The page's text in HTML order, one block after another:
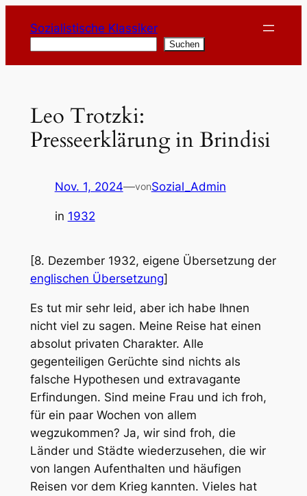
Inhalt
springen
Sozialistische Klassiker
Suchen
Leo Trotzki:
Presseerklärung in Brindisi
Nov. 1, 2024—vonSozial_Admin
in 1932
[8. Dezember 1932, eigene Übersetzung der
englischen Übersetzung]
Es tut mir sehr leid, aber ich habe Ihnen
nicht viel zu sagen. Meine Reise hat einen
absolut privaten Charakter. Alle
gegenteiligen Gerüchte sind nichts als
falsche Hypothesen und extravagante
Erfindungen. Sind meine Frau und ich froh,
für ein paar Wochen von allem
wegzukommen? Ja, wir sind froh, die
Länder und Städte wiederzusehen, die wir
von langen Aufenthalten und häufigen
Reisen vor dem Krieg kannten. Vieles hat